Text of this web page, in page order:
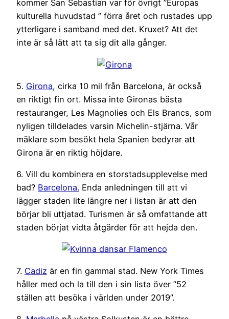
kommer San Sebastian var för övrigt ”Europas
kulturella huvudstad ” förra året och rustades upp
ytterligare i samband med det. Kruxet? Att det
inte är så lätt att ta sig dit alla gånger.
5. Girona, cirka 10 mil från Barcelona, är också
en riktigt fin ort. Missa inte Gironas bästa
restauranger, Les Magnolies och Els Brancs, som
nyligen tilldelades varsin Michelin-stjärna. Vår
mäklare som besökt hela Spanien bedyrar att
Girona är en riktig höjdare.
6. Vill du kombinera en storstadsupplevelse med
bad? Barcelona. Enda anledningen till att vi
lägger staden lite längre ner i listan är att den
börjar bli uttjatad. Turismen är så omfattande att
staden börjat vidta åtgärder för att hejda den.
7. Cadiz är en fin gammal stad. New York Times
håller med och la till den i sin lista över ”52
ställen att besöka i världen under 2019”.